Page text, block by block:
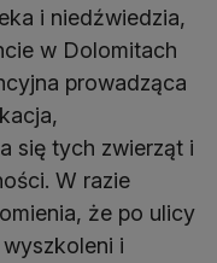
i niedźwiedzia,
w Dolomitach
prowadząca
się tych zwierząt i
W razie
że po ulicy
i